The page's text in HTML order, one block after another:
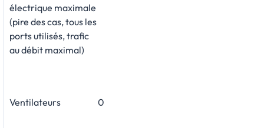
électrique maximale
(pire des cas, tous les
ports utilisés, trafic
au débit maximal)
Ventilateurs 0